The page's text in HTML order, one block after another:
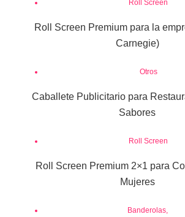
Roll Screen
Roll Screen Premium para la
Carnegie)
Otros
Caballete Publicitario para
Sabores
Roll Screen
Roll Screen Premium 2×1 para
Mujeres
Banderolas,